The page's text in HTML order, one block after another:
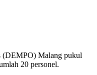
(DEMPO) Malang pukul
20 personel.